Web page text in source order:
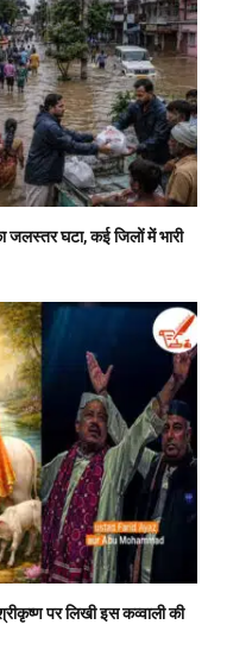
जलस्तर घटा, कई जिलों में भारी
पर लिखी इस कव्वाली की